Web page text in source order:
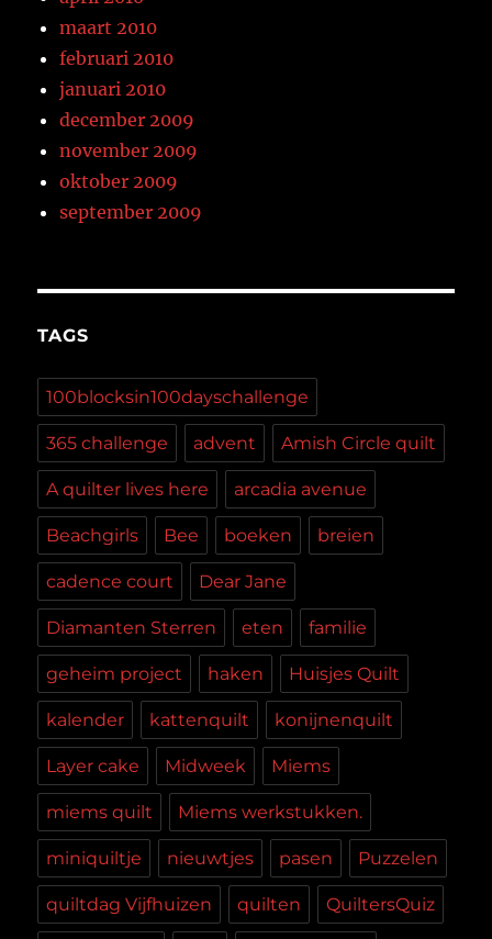
maart 2010
februari 2010
januari 2010
december 2009
november 2009
oktober 2009
september 2009
TAGS
100blocksin100dayschallenge
365 challenge advent Amish Circle quilt
A quilter lives here arcadia avenue
Beachgirls Bee boeken breien
cadence court Dear Jane
Diamanten Sterren eten familie
geheim project haken Huisjes Quilt
kalender kattenquilt konijnenquilt
Layer cake Midweek Miems
miems quilt Miems werkstukken.
miniquiltje nieuwtjes pasen Puzzelen
quiltdag Vijfhuizen quilten QuiltersQuiz